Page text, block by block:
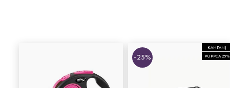
KAMPANJ
PUPPIA 25%
-25%